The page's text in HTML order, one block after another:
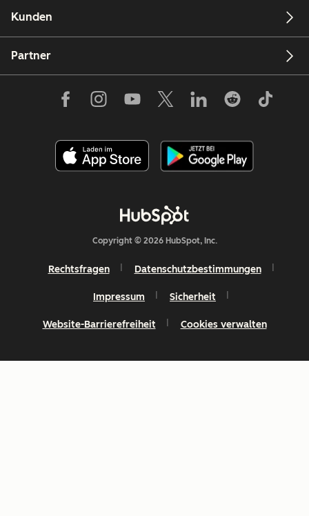
Kunden
Partner
Copyright © 2026 HubSpot, Inc.
Rechtsfragen Datenschutzbestimmungen
Impressum Sicherheit
Website-Barrierefreiheit Cookies verwalten